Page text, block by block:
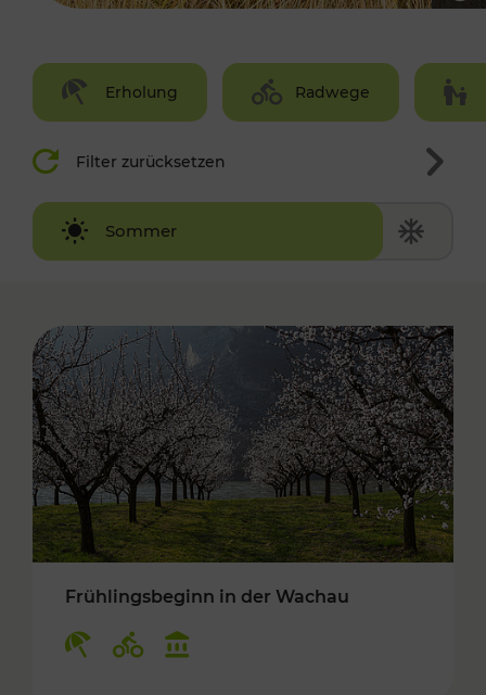
Erholung Radwege
Filter zurücksetzen
Sommer
Winter
Frühlingsbeginn in der Wachau